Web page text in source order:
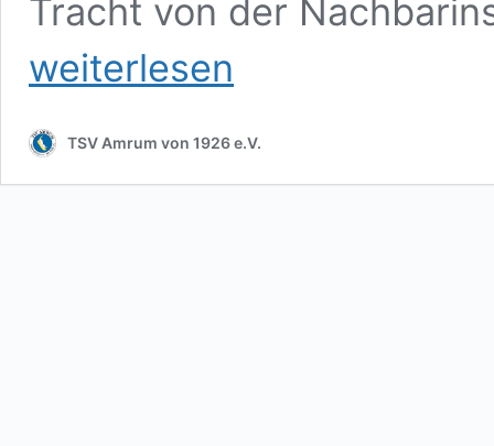
Tracht von der
weiterlesen
TSV Amrum von 1926 e.V.